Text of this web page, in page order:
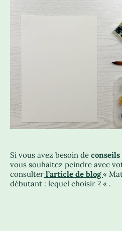
Si vous avez besoin de
vous souhaitez peindre avec
consulter l’article de blog«
débutant : lequel choisir ? « .